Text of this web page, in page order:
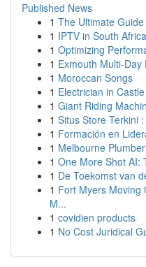
Published News
1 The Ultimate
1 IPTV in South
1 Optimizing
1 Exmouth Multi-Day
1 Moroccan Songs
1 Electrician in
1 Giant Riding
1 Situs Store Terkini
1 Formación en
1 Melbourne
1 One More Shot AI:
1 De Toekomst van
1 Fort Myers Moving
M...
1 covidien products
1 No Cost Juridical